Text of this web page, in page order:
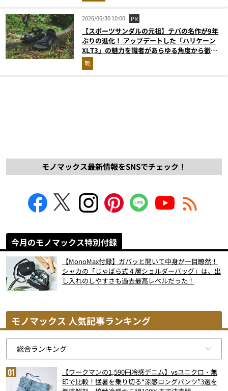
2026/06/30 10:00 PR
【スポーツサンダルの元祖】テバの名作が9年
ぶりの進化！ アップデートした「ハリケーン
XLT3」の魅力を識者があらゆる角度から徹底
解説！
靴
モノマックス最新情報をSNSでチェック！
今月のモノマックス特別付録
【MonoMax付録】ガバッと開いて中身が一目瞭然！
シャカの「じゃばら式４層ショルダーバッグ」は、出
し入れのしやすさも過去最高レベルだった！
モノマックス 人気記事ランキング
【ワークマンの1,590円冷感デニム】vsユニクロ・無
印で比較！猛暑を乗り切る“涼感ロングパンツ”3選を